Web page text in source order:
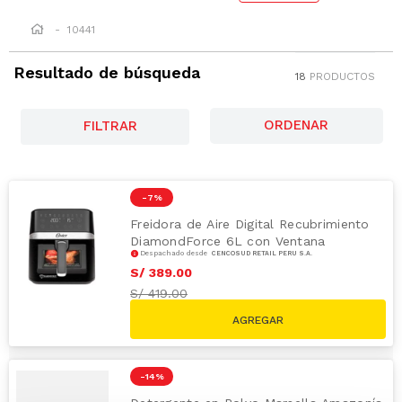
10441
Resultado de búsqueda 18 PRODUCTOS
FILTRAR
-7 %
Freidora de Aire Digital Recubrimiento
DiamondForce 6L con Ventana
CKSTAF60WDDF Oster
Despachado desde CENCOSUD RETAIL PERÚ S.A.
S/ 389.00
S/419.00
-14 %